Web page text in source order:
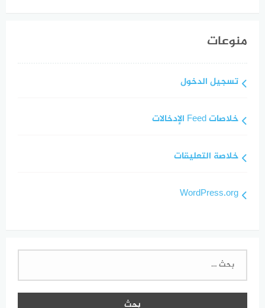
منوعات
تسجيل الدخول
خلاصات Feed الإدخالات
خلاصة التعليقات
WordPress.org
البحث